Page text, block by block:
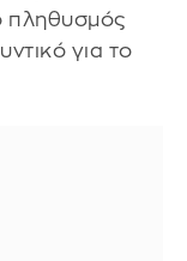
πληθυσμός
για το